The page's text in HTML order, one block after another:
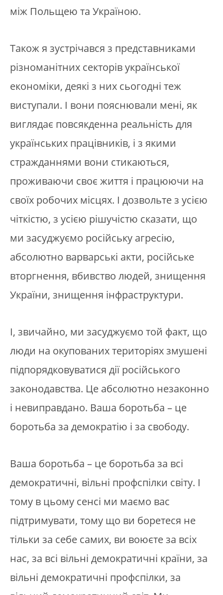
між Польщею та Україною.
Також я зустрічався з представниками
різноманітних секторів української
економіки, деякі з них сьогодні теж
виступали. І вони пояснювали мені, як
виглядає повсякденна реальність для
українських працівників, і з якими
стражданнями вони стикаються,
проживаючи своє життя і працюючи на
своїх робочих місцях. І дозвольте з усією
чіткістю, з усією рішучістю сказати, що
ми засуджуємо російську агресію,
абсолютно варварські акти, російське
вторгнення, вбивство людей, знищення
України, знищення інфраструктури.
І, звичайно, ми засуджуємо той факт, що
люди на окупованих територіях змушені
підпорядковуватися дії російського
законодавства. Це абсолютно незаконно
і невиправдано. Ваша боротьба – це
боротьба за демократію і за свободу.
Ваша боротьба – це боротьба за всі
демократичні, вільні профспілки світу. І
тому в цьому сенсі ми маємо вас
підтримувати, тому що ви боретеся не
тільки за себе самих, ви воюєте за всіх
нас, за всі вільні демократичні країни, за
вільні демократичні профспілки, за